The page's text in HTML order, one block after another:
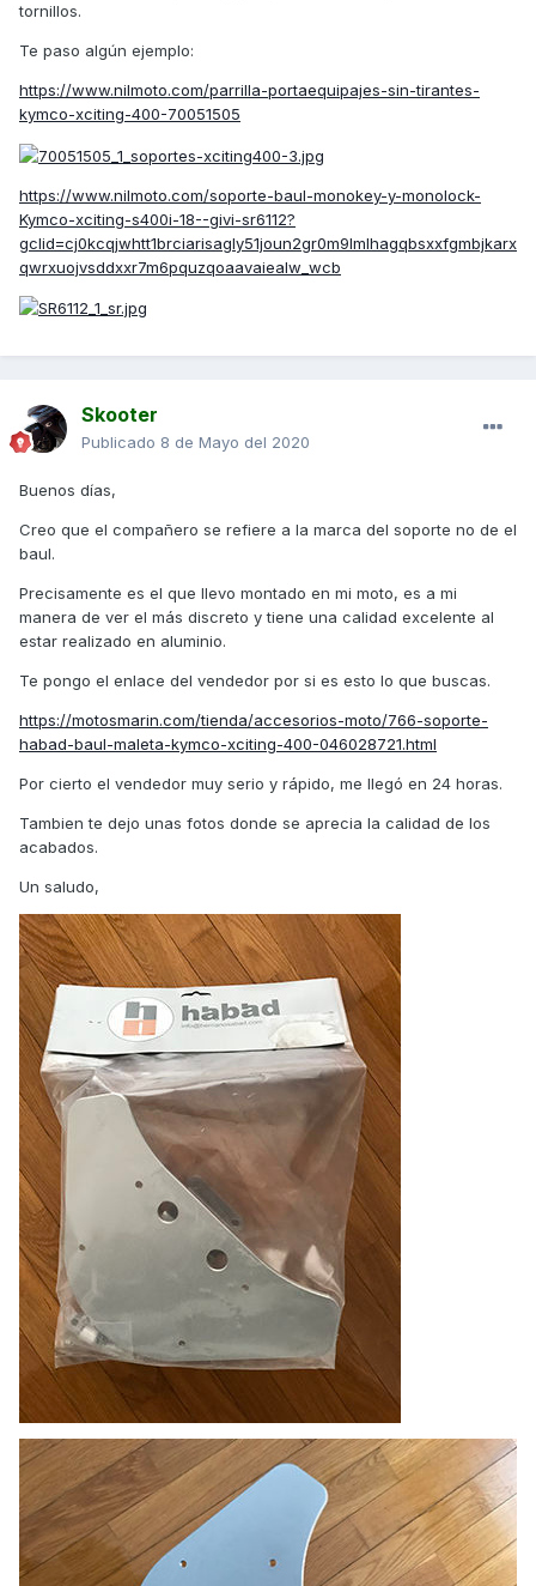
tornillos.
Te paso algún ejemplo:
https://www.nilmoto.com/parrilla-portaequipajes-sin-tirantes-
kymco-xciting-400-70051505
https://www.nilmoto.com/soporte-baul-monokey-y-monolock-
Kymco-xciting-s400i-18--givi-sr6112?
gclid=cj0kcqjwhtt1brciarisagly51joun2gr0m9lmlhagqbsxxfgmbjkarx
qwrxuojvsddxxr7m6pquzqoaavaiealw_wcb
Skooter
Publicado 8 de Mayo del 2020
Buenos días,
Creo que el compañero se refiere a la marca del soporte no de el
baul.
Precisamente es el que llevo montado en mi moto, es a mi
manera de ver el más discreto y tiene una calidad excelente al
estar realizado en aluminio.
Te pongo el enlace del vendedor por si es esto lo que buscas.
https://motosmarin.com/tienda/accesorios-moto/766-soporte-
habad-baul-maleta-kymco-xciting-400-046028721.html
Por cierto el vendedor muy serio y rápido, me llegó en 24 horas.
Tambien te dejo unas fotos donde se aprecia la calidad de los
acabados.
Un saludo,